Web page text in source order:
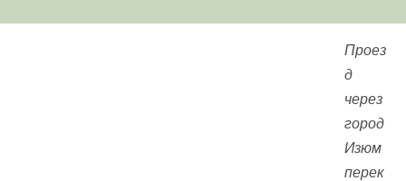
Проез
д
через
город
Изюм
перек